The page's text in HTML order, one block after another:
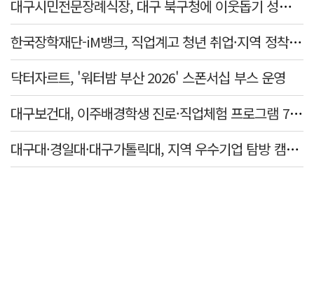
대구시민전문장례식장, 대구 북구청에 이웃돕기 성금 1천만 원 기탁
한국장학재단-iM뱅크, 직업계고 청년 취업·지역 정착 지원 맞손
닥터자르트, '워터밤 부산 2026' 스폰서십 부스 운영
대구보건대, 이주배경학생 진로·직업체험 프로그램 7년 연속 운영
대구대·경일대·대구가톨릭대, 지역 우수기업 탐방 캠프 개최